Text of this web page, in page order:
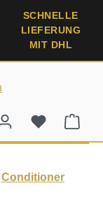
SCHNELLE
LIEFERUNG
MIT DHL
Conditioner